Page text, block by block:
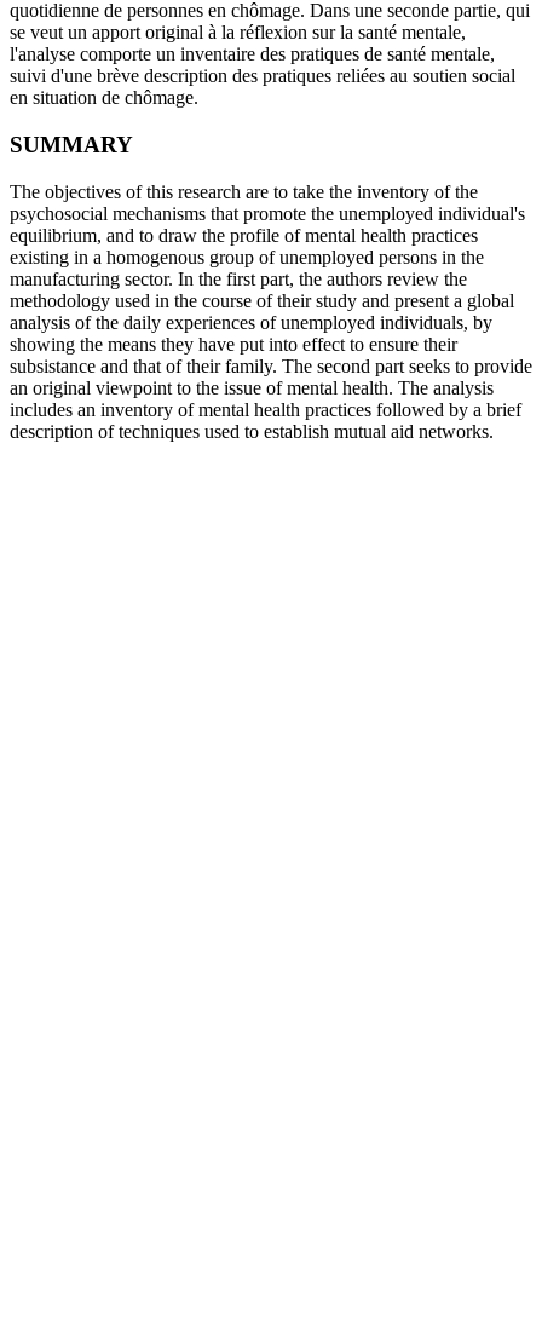
quotidienne de personnes en chômage. Dans une seconde partie, qui
se veut un apport original à la réflexion sur la santé mentale,
l'analyse comporte un inventaire des pratiques de santé mentale,
suivi d'une brève description des pratiques reliées au soutien social
en situation de chômage.
SUMMARY
The objectives of this research are to take the inventory of the
psychosocial mechanisms that promote the unemployed individual's
equilibrium, and to draw the profile of mental health practices
existing in a homogenous group of unemployed persons in the
manufacturing sector. In the first part, the authors review the
methodology used in the course of their study and present a global
analysis of the daily experiences of unemployed individuals, by
showing the means they have put into effect to ensure their
subsistance and that of their family. The second part seeks to provide
an original viewpoint to the issue of mental health. The analysis
includes an inventory of mental health practices followed by a brief
description of techniques used to establish mutual aid networks.